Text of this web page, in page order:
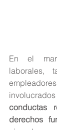
En el
laborales,
conductas
derechos